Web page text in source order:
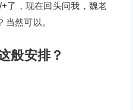
了，现在回头问我，魏老
然可以。
般安排？